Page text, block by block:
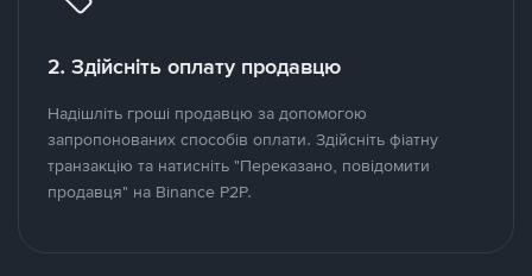
2. Здійсніть оплату продавцю
Надішліть гроші продавцю за допомогою
запропонованих способів оплати. Здійсніть фіатну
транзакцію та натисніть "Переказано, повідомити
продавця" на Binance P2P.